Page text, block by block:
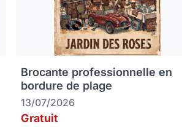
Brocante professionnelle en
bordure de plage
13/07/2026
Gratuit